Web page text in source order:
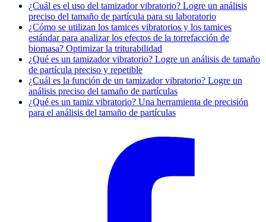
¿Cuál es el uso del tamizador vibratorio? Logre un análisis
preciso del tamaño de partícula para su laboratorio
¿Cómo se utilizan los tamices vibratorios y los tamices
estándar para analizar los efectos de la torrefacción de
biomasa? Optimizar la triturabilidad
¿Qué es un tamizador vibratorio? Logre un análisis de tamaño
de partícula preciso y repetible
¿Cuál es la función de un tamizador vibratorio? Logre un
análisis preciso del tamaño de partículas
¿Qué es un tamiz vibratorio? Una herramienta de precisión
para el análisis del tamaño de partículas